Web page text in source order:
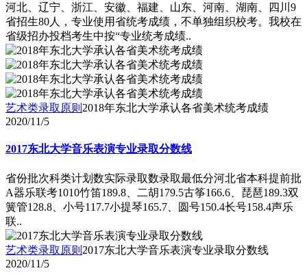
河北、辽宁、浙江、安徽、福建、山东、河南、湖南、四川9
省招生80人，专业使用省统考成绩，不单独组织校考。我校在
省级招办投档考生中按“专业统考成绩..
艺术类录取原则 2018年东北大学承认各省美术统考成绩
2020/11/5
2017东北大学音乐表演专业录取分数线
省份批次科类计划数实际录取数录取最低分河北省本科提前批
A器乐联考1010竹笛189.8、二胡179.5古筝166.6、琵琶189.3双
簧管128.8、小号117.7小提琴165.7、圆号150.4长号158.4声乐
联..
艺术类录取原则 2017东北大学音乐表演专业录取分数线
2020/11/5